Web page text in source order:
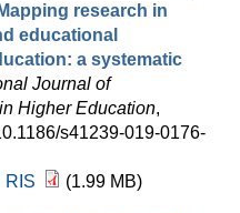
Mapping research in
educational
a systematic
Journal of
Higher Education,
s41239-019-0176-
RIS (1.99 MB)